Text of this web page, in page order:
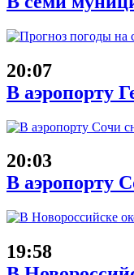
20:07
В аэропорту
20:03
В аэропорту
19:58